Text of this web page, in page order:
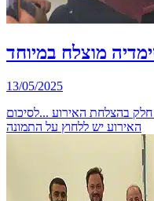
מוצלח במיוחד
13/05/2025
בהצלחת האירוע ...לסיכום
האירוע יש ללחוץ על התמונה